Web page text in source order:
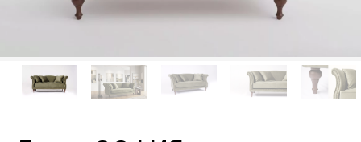
Живопись
Комоды